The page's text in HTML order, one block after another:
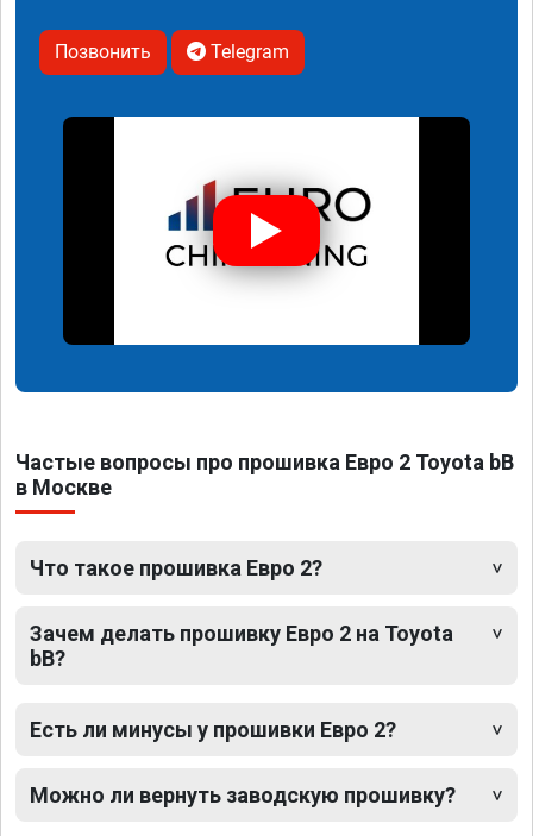
Позвонить Telegram
Частые вопросы про прошивка Евро 2 Toyota bB
в Москве
Что такое прошивка Евро 2?
Зачем делать прошивку Евро 2 на Toyota
bB?
Есть ли минусы у прошивки Евро 2?
Можно ли вернуть заводскую прошивку?